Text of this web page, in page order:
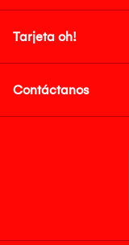
Tarjeta oh!
Contáctanos